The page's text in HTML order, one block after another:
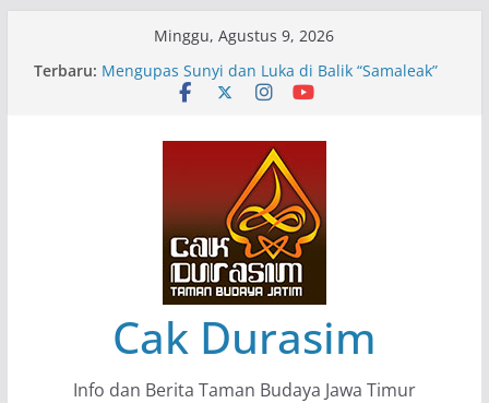
Minggu, Agustus 9, 2026
Terbaru: Pameran Lukisan Komunitas Patria Seni Rupa
Kota Blitar : Ketika “Bergerak” Menjadi Mantra
Mengupas Sunyi dan Luka di Balik “Samaleak”
Menjaga Marwah Seni dan Budaya: Catatan
Kunjungan Kerja Ir. Bambang Haryo Soekartono
(BHS) Anggota DPR RI ke Taman Budaya Jawa
Pameran Tunggal 35 Karya Agus Koecink
“Tumbang Tambang”, Ungkapan Kritis Tentang
Derita Pekerja Pertambangan
Cak Durasim
Info dan Berita Taman Budaya Jawa Timur